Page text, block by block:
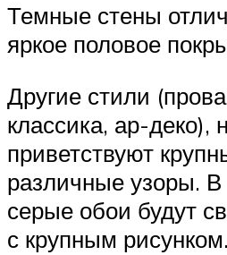
Темные стены
яркое половое
Другие стили
классика, ар-деко),
приветствуют
различные узоры. В
серые обои будут
с крупным рисунком.